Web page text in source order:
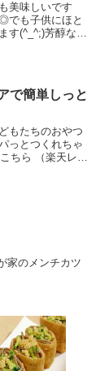
美味しいです
でも子供にほと
す(^_^;)芳醇な香
で簡単しっと
もたちのおやつ
っとつくれちゃ
ちら （楽天レシ
家のメンチカツ